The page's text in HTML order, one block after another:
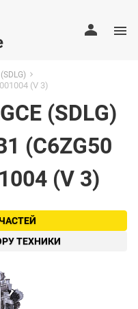
(V 3)
(SDLG)
(C6ZG50
(V 3)
ТЕХНИКИ